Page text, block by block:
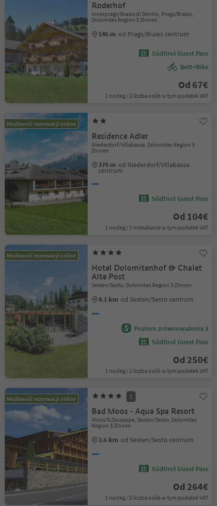
Roderhof
Innerprags/Braies di Dentro, Prags/Braies,
Dolomites Region 3 Zinnen
146 m od Prags/Braies centrum
Südtirol Guest Pass
Bett+Bike
Od 67€
1 nocleg / 2 liczba osób w tym podatek VAT
Możliwość rezerwacji online
Residence Adler
Niederdorf/Villabassa, Dolomites Region 3
Zinnen
370 m od Niederdorf/Villabassa
centrum
Südtirol Guest Pass
Od 104€
1 nocleg / 1 mieszkanie w tym podatek VAT
Możliwość rezerwacji online
Hotel Dolomitenhof & Chalet
Alte Post
Sexten/Sesto, Dolomites Region 3 Zinnen
4.1 km od Sexten/Sesto centrum
Poziom zrównoważenia 3
Südtirol Guest Pass
Od 250€
1 nocleg / 2 liczba osób w tym podatek VAT
Możliwość rezerwacji online S
Bad Moos - Aqua Spa Resort
Moos/S.Giuseppe, Sexten/Sesto, Dolomites
Region 3 Zinnen
2.6 km od Sexten/Sesto centrum
Südtirol Guest Pass
Od 264€
1 nocleg / 2 liczba osób w tym podatek VAT